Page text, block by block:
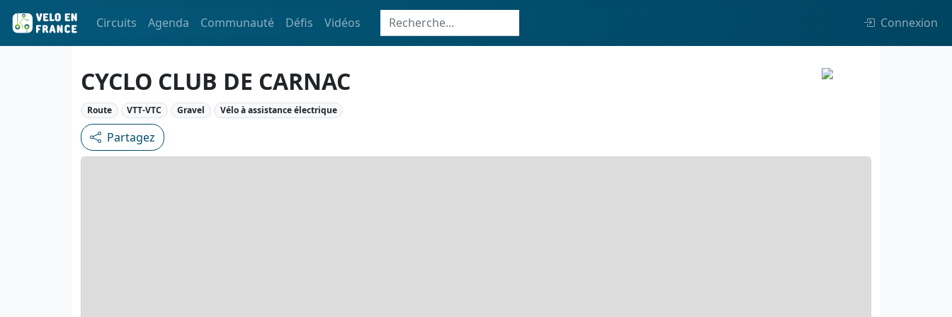
Circuits Agenda Communauté Défis Vidéos Connexion
CYCLO CLUB DE CARNAC
Route VTT-VTC Gravel Vélo à assistance électrique
Partagez